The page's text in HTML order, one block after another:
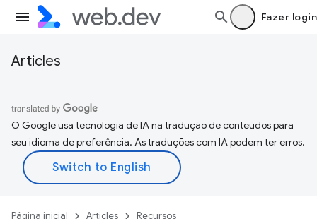
Fazer login
Articles
O Google usa tecnologia de IA na tradução de conteúdos para
seu idioma de preferência. As traduções com IA podem ter erros.
Página inicial Articles
Recursos